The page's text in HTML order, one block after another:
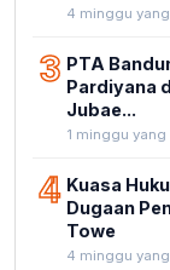
4 minggu
3 PTA
Pardiyana
Jubae...
1 minggu yang
4 Kuasa
Dugaan
Towe
4 minggu